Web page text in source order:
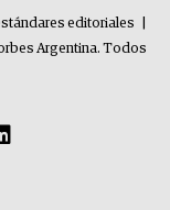
editoriales
Argentina. Todos